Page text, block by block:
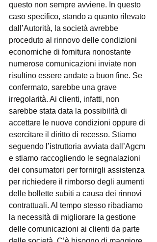
questo non sempre avviene. In questo
caso specifico, stando a quanto rilevato
dall’Autorità, la società avrebbe
proceduto al rinnovo delle condizioni
economiche di fornitura nonostante
numerose comunicazioni inviate non
risultino essere andate a buon fine. Se
confermato, sarebbe una grave
irregolarità. Ai clienti, infatti, non
sarebbe stata data la possibilità di
accettare le nuove condizioni oppure di
esercitare il diritto di recesso. Stiamo
seguendo l’istruttoria avviata dall’Agcm
e stiamo raccogliendo le segnalazioni
dei consumatori per fornirgli assistenza
per richiedere il rimborso degli aumenti
delle bollette subiti a causa dei rinnovi
contrattuali. Al tempo stesso ribadiamo
la necessità di migliorare la gestione
delle comunicazioni ai clienti da parte